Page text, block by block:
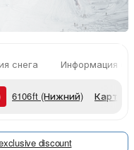
снега Информация о
6106ft (Нижний) Карты
discount